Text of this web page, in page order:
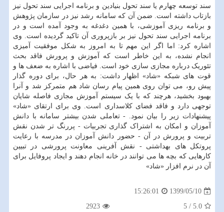
سند توسعه چهارم یا سند تحول بنیادین و برنامه اجرایی سند تحول نیز
بازتاب داشته است. ضمن آن که سامانه رشد نیز در سازمان پژوهش
و برنامه ریزی آموزشی، با همین دغدغه به وجود آمده است و در
برنامه اجرایی سند تحول نیز بر بازپروری آن تاکید گردیده است. وی
اشاره کرد: اما اگر این مهم تا به امروز به شکل موفقیت آمیزی
انجام نشده، به این خاطر است که آموزش و پرورش فاقد بحث
تئوریک درباره مجازی سازی خود است. فیاضی با اشاره به ضعف ها و
قوت های شبکه «شاد» اظهار داشت: به هر حال، برای دوره گذار
پیش رو، می توان روی همین پیام رسان شاد هم متمرکز شد و آنرا
بهبود بخشید، هرچند که با یک سیستم آموزش مجازی فاصله شایان
توجهی دارد و فاقد فضای کلاسداری است. وی برای ارتقای «شاد»
پیشنهادات زیر را بیان نمود. - تعاملی شدن بیشتر سامانه با دانش
آموزان و امکان به اشتراک گذاری تجربیات - پررنگ تر شدن نقش
تربیت و پرورش در آن - حضور دانش آموزان در مدرسه با رعایت
پروتکل های بهداشتی - نقش آفرینی معاونت پرورشی در تبیین
کارهایی که بچه ها می توانند در خانه انجام دهند و ایجاد پروفایل برای
آن در نرم افزار «شاد»
1399/05/10
15:26:01
5.0
/
5
2923